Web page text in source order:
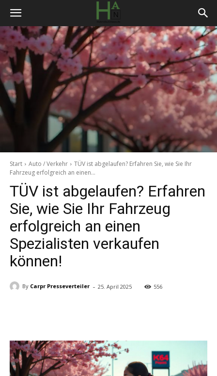
Start Auto / Verkehr
TÜV ist abgelaufen? Erfahren Sie, wie Sie Ihr
Fahrzeug erfolgreich an einen...
TÜV ist abgelaufen? Erfahren
Sie, wie Sie Ihr Fahrzeug
erfolgreich an einen
Spezialisten verkaufen
können!
By Carpr Presseverteiler - 25. April 2025 556